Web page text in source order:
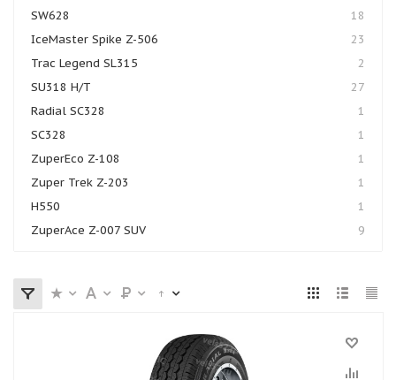
SW628
18
IceMaster Spike Z-506
23
Trac Legend SL315
2
SU318 H/T
27
Radial SC328
1
SC328
1
ZuperEco Z-108
1
Zuper Trek Z-203
1
H550
1
ZuperAce Z-007 SUV
9